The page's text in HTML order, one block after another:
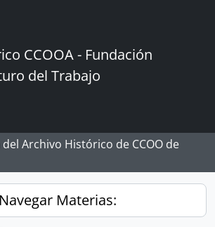
CCOOA - Fundación
del Trabajo
Archivo Histórico de CCOO de
Navegar Materias: